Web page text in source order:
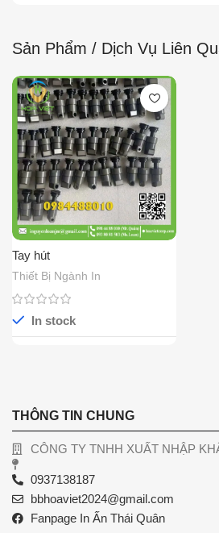
Sản Phẩm / Dịch Vụ Liên
Tay hút
Thiết Bị Ngành In
In stock
THÔNG TIN CHUNG
CÔNG TY TNHH XUẤT NHẬP
0937138187
bbhoaviet2024@gmail.com
Fanpage In Ấn Thái Quân